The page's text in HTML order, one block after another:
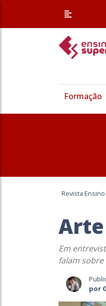
Formação
Revista
Em
falam sobre
por